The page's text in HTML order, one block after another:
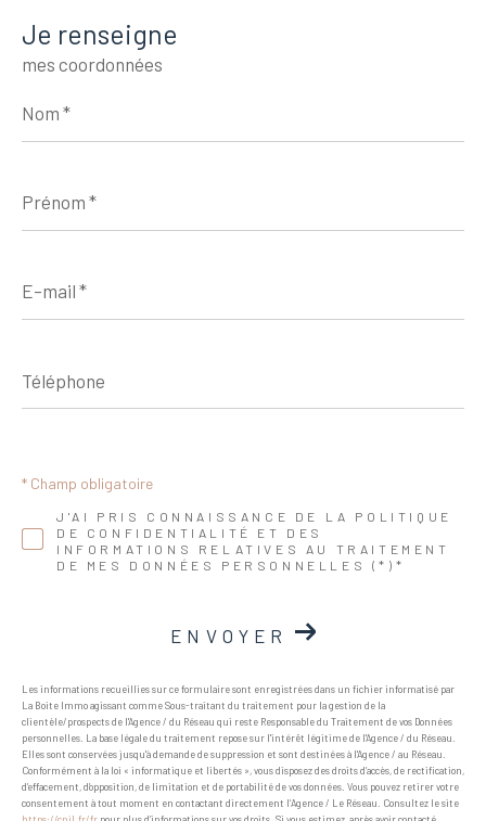
Je renseigne
mes coordonnées
*
*
mail
*
J'AI PRIS CONNAISSANCE DE LA POLITIQUE
DE CONFIDENTIALITÉ ET DES
INFORMATIONS RELATIVES AU TRAITEMENT
DE MES DONNÉES PERSONNELLES (*)*
* Champ obligatoire
ENVOYER
Les informations recueillies sur ce formulaire sont enregistrées dans un fichier informatisé par
La Boite Immo agissant comme Sous-traitant du traitement pour la gestion de la
clientèle/prospects de l'Agence / du Réseau qui reste Responsable du Traitement de vos Données
personnelles. La base légale du traitement repose sur l'intérêt légitime de l'Agence / du Réseau.
Elles sont conservées jusqu'à demande de suppression et sont destinées à l'Agence / au Réseau.
Conformément à la loi « informatique et libertés », vous disposez des droits d’accès, de rectification,
d’effacement, d’opposition, de limitation et de portabilité de vos données. Vous pouvez retirer votre
consentement à tout moment en contactant directement l’Agence / Le Réseau. Consultez le site